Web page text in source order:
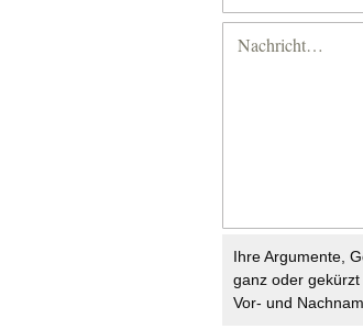
Ihre Argumente,
ganz oder
Vor- und